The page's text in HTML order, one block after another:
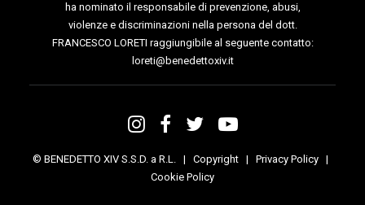
ha nominato il responsabile di prevenzione, abusi,
violenze e discriminazioni nella persona del dott.
FRANCESCO LORETI raggiungibile al seguente contatto:
loreti@benedettoxiv.it
© BENEDETTO XIV S.S.D. a R.L. | Copyright| Privacy Policy|
Cookie Policy